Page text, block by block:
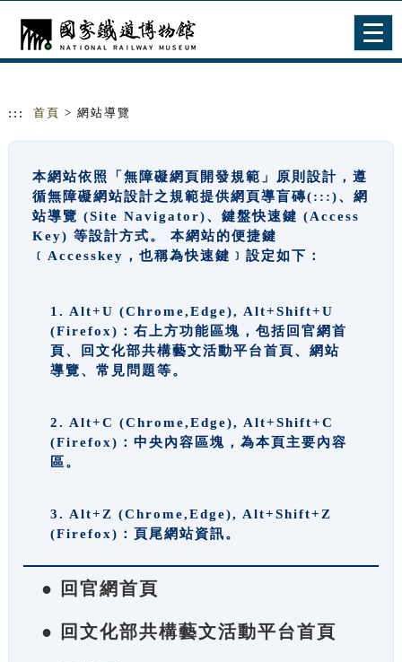
::: 首頁 > 網站導覽
本網站依照「無障礙網頁開發規範」原則設計，遵
循無障礙網站設計之規範提供網頁導盲磚(:::)、網
站導覽 (Site Navigator)、鍵盤快速鍵 (Access
Key) 等設計方式。 本網站的便捷鍵
﹝Accesskey，也稱為快速鍵﹞設定如下：
1. Alt+U (Chrome,Edge), Alt+Shift+U
(Firefox)：右上方功能區塊，包括回官網首
頁、回文化部共構藝文活動平台首頁、網站
導覽、常見問題等。
2. Alt+C (Chrome,Edge), Alt+Shift+C
(Firefox)：中央內容區塊，為本頁主要內容
區。
3. Alt+Z (Chrome,Edge), Alt+Shift+Z
(Firefox)：頁尾網站資訊。
● 回官網首頁
● 回文化部共構藝文活動平台首頁